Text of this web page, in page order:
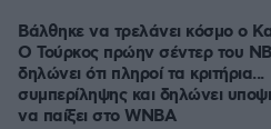
Βάλθηκε να τρελάνει κόσμο ο
Ο Τούρκος πρώην σέντερ του
δηλώνει ότι πληροί τα κριτήρια...
συμπερίληψης και δηλώνει
να παίξει στο WNBA